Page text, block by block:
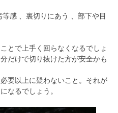
感 、裏切りにあう 、部下や目
とで上手く回らなくなるでしょ
だけで切り抜けた方が安全かも
要以上に疑わないこと。それが
なるでしょう。